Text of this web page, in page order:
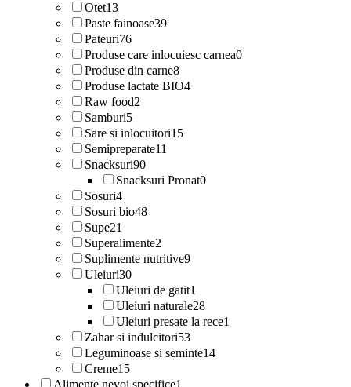
Otet13
Paste fainoase39
Pateuri76
Produse care inlocuiesc carnea0
Produse din carne8
Produse lactate BIO4
Raw food2
Samburi5
Sare si inlocuitori15
Semipreparate11
Snacksuri90
Snacksuri Pronat0
Sosuri4
Sosuri bio48
Supe21
Superalimente2
Suplimente nutritive9
Uleiuri30
Uleiuri de gatit1
Uleiuri naturale28
Uleiuri presate la rece1
Zahar si indulcitori53
Leguminoase si seminte14
Creme15